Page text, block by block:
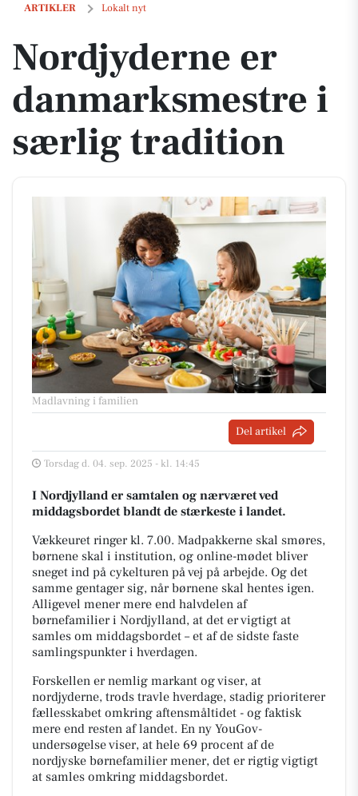
ARTIKLER Lokalt nyt
Nordjyderne er danmarksmestre i særlig tradition
Nordjyderne er
danmarksmestre i
særlig tradition
Madlavning i familien
Del artikel
Torsdag d. 04. sep. 2025 - kl. 14:45
I Nordjylland er samtalen og nærværet ved
middagsbordet blandt de stærkeste i landet.
Vækkeuret ringer kl. 7.00. Madpakkerne skal smøres,
børnene skal i institution, og online-mødet bliver
sneget ind på cykelturen på vej på arbejde. Og det
samme gentager sig, når børnene skal hentes igen.
Alligevel mener mere end halvdelen af
børnefamilier i Nordjylland, at det er vigtigt at
samles om middagsbordet – et af de sidste faste
samlingspunkter i hverdagen.
Forskellen er nemlig markant og viser, at
nordjyderne, trods travle hverdage, stadig prioriterer
fællesskabet omkring aftensmåltidet - og faktisk
mere end resten af landet. En ny YouGov-
undersøgelse viser, at hele 69 procent af de
nordjyske børnefamilier mener, det er rigtig vigtigt
at samles omkring middagsbordet.